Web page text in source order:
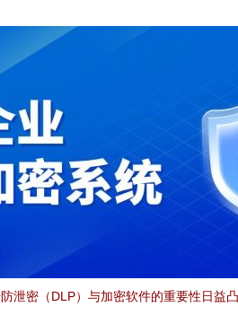
泄密（DLP）与加密软件的重要性日